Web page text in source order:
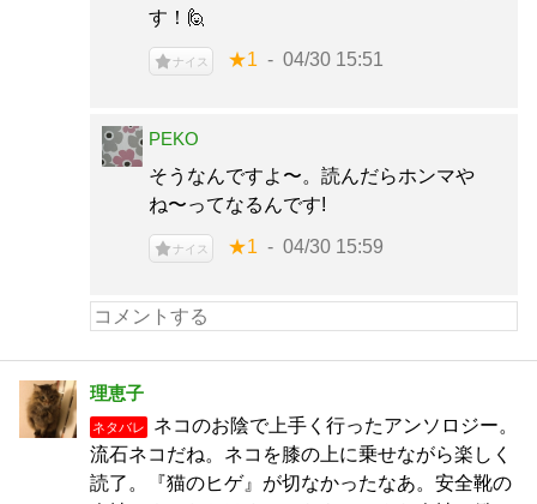
す！🙋
ナイス ★1 04/30 15:51
PEKO
そうなんですよ〜。読んだらホンマや
ね〜ってなるんです!
ナイス ★1 04/30 15:59
理恵子
ネタバレ
ネコのお陰で上手く行ったアンソロジー。
流石ネコだね。ネコを膝の上に乗せながら楽しく
読了。『猫のヒゲ』が切なかったなあ。安全靴の